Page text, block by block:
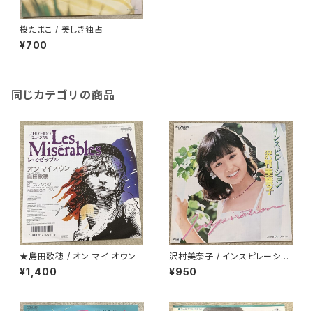
桜たまこ / 美しき独占
¥700
同じカテゴリの商品
★島田歌穂 / オン マイ オウン
¥1,400
沢村美奈子 / インスピレーショ
ン
¥950